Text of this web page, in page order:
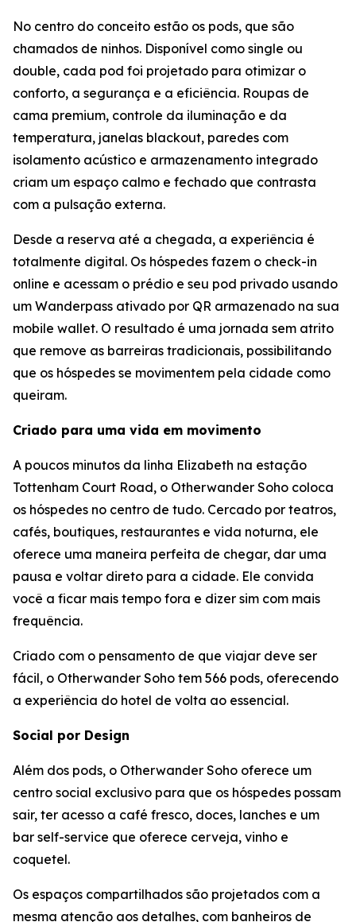
No centro do conceito estão os pods, que são
chamados de ninhos. Disponível como single ou
double, cada pod foi projetado para otimizar o
conforto, a segurança e a eficiência. Roupas de
cama premium, controle da iluminação e da
temperatura, janelas blackout, paredes com
isolamento acústico e armazenamento integrado
criam um espaço calmo e fechado que contrasta
com a pulsação externa.
Desde a reserva até a chegada, a experiência é
totalmente digital. Os hóspedes fazem o check-in
online e acessam o prédio e seu pod privado usando
um Wanderpass ativado por QR armazenado na sua
mobile wallet. O resultado é uma jornada sem atrito
que remove as barreiras tradicionais, possibilitando
que os hóspedes se movimentem pela cidade como
queiram.
Criado para uma vida em movimento
A poucos minutos da linha Elizabeth na estação
Tottenham Court Road, o Otherwander Soho coloca
os hóspedes no centro de tudo. Cercado por teatros,
cafés, boutiques, restaurantes e vida noturna, ele
oferece uma maneira perfeita de chegar, dar uma
pausa e voltar direto para a cidade. Ele convida
você a ficar mais tempo fora e dizer sim com mais
frequência.
Criado com o pensamento de que viajar deve ser
fácil, o Otherwander Soho tem 566 pods, oferecendo
a experiência do hotel de volta ao essencial.
Social por Design
Além dos pods, o Otherwander Soho oferece um
centro social exclusivo para que os hóspedes possam
sair, ter acesso a café fresco, doces, lanches e um
bar self-service que oferece cerveja, vinho e
coquetel.
Os espaços compartilhados são projetados com a
mesma atenção aos detalhes, com banheiros de